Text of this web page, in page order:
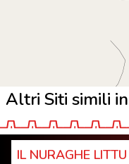
Altri Siti simili
IL NURAGHE LITTU